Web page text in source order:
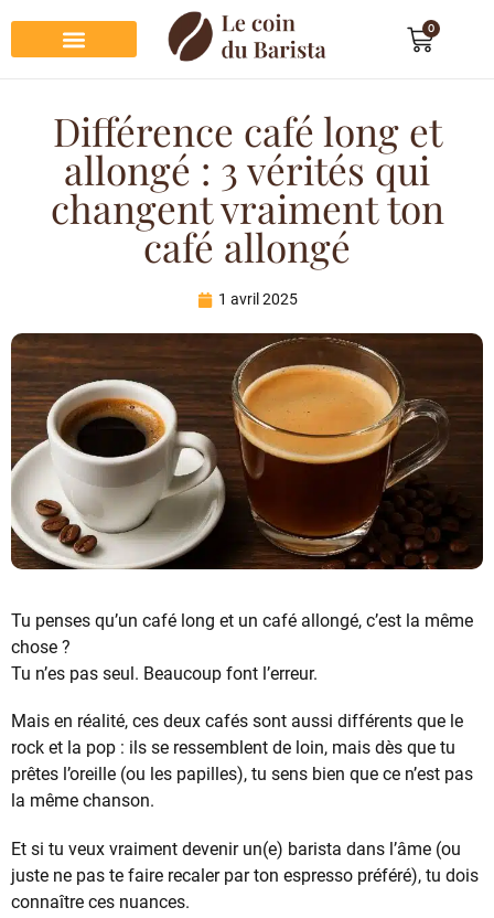
0
Différence café long et
allongé : 3 vérités qui
changent vraiment ton
café allongé
1 avril 2025
Tu penses qu’un café long et un café allongé, c’est la même
chose ?
Tu n’es pas seul. Beaucoup font l’erreur.
Mais en réalité, ces deux cafés sont aussi différents que le
rock et la pop : ils se ressemblent de loin, mais dès que tu
prêtes l’oreille (ou les papilles), tu sens bien que ce n’est pas
la même chanson.
Et si tu veux vraiment devenir un(e) barista dans l’âme (ou
juste ne pas te faire recaler par ton espresso préféré), tu dois
connaître ces nuances.